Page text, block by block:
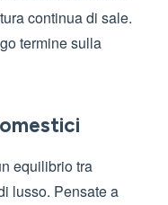
continua di sale.
termine sulla
equilibrio tra
lusso. Pensate a